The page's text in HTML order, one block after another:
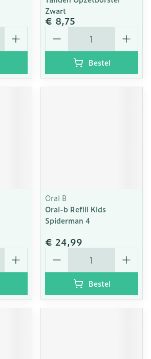
Zwart
€ 8,75
Aantal
Bestel
Oral B
Oral-b Refill Kids
Spiderman 4
€ 24,99
Aantal
Bestel